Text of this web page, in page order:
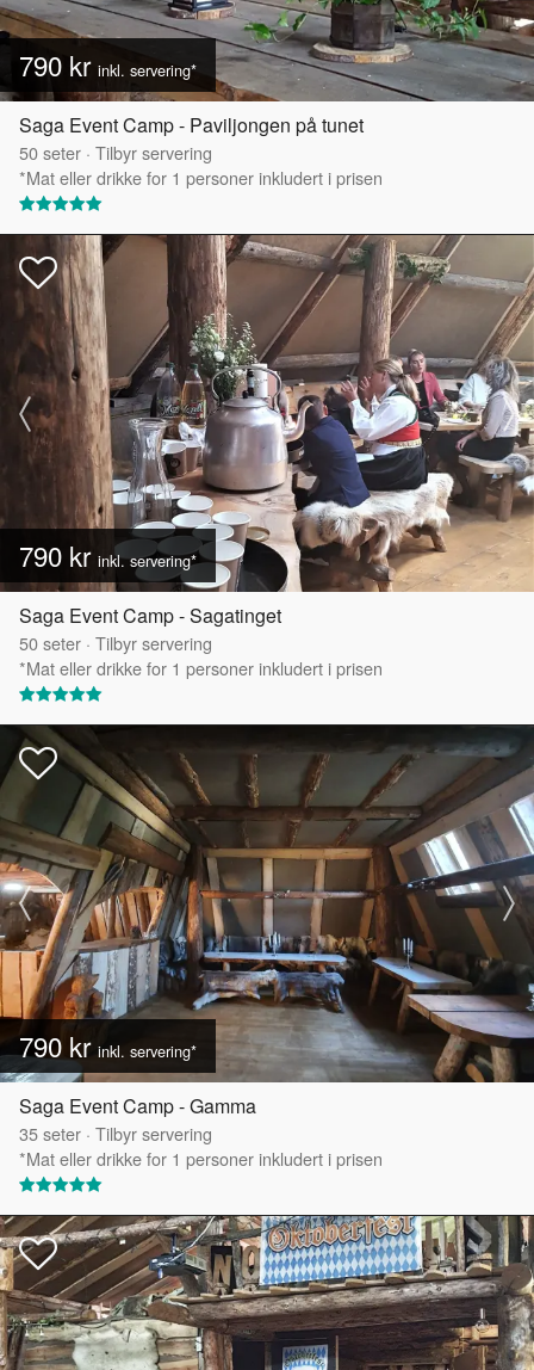
790 kr inkl. servering*
Saga Event Camp - Paviljongen på tunet
50seter · Tilbyr servering
*Mat eller drikke for 1 personer inkludert i prisen
790 kr inkl. servering*
Saga Event Camp - Sagatinget
50seter · Tilbyr servering
*Mat eller drikke for 1 personer inkludert i prisen
790 kr inkl. servering*
Saga Event Camp - Gamma
35seter · Tilbyr servering
*Mat eller drikke for 1 personer inkludert i prisen